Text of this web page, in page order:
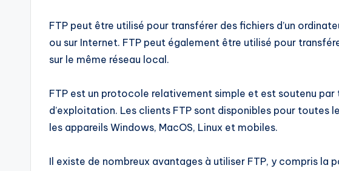
FTP peut être utilisé pour transférer des fichiers d’un
ou sur Internet. FTP peut également être utilisé pour
sur le même réseau local.
FTP est un protocole relativement simple et est soutenu par
d’exploitation. Les clients FTP sont disponibles pour toutes
les appareils Windows, MacOS, Linux et mobiles.
Il existe de nombreux avantages à utiliser FTP, y compris la